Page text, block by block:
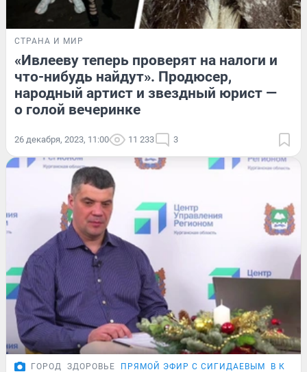
СТРАНА И МИР
«Ивлееву теперь проверят на налоги и
что-нибудь найдут». Продюсер,
народный артист и звездный юрист —
о голой вечеринке
26 декабря, 2023, 11:00 11 233 3
ГОРОД ЗДОРОВЬЕ ПРЯМОЙ ЭФИР С СИГИДАЕВЫМ В